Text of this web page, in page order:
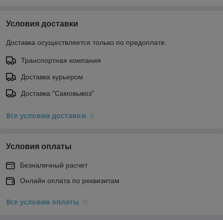
Условия доставки
Доставка осуществляется только по предоплате.
Транспортная компания
Доставка курьером
Доставка "Самовывоз"
Все условия доставки
Условия оплаты
Безналичный расчет
Онлайн оплата по реквизитам
Все условия оплаты